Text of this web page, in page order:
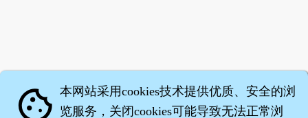
cookie 本网站采用cookies技术提供优质、安全的浏
览服务，关闭cookies可能导致无法正常浏